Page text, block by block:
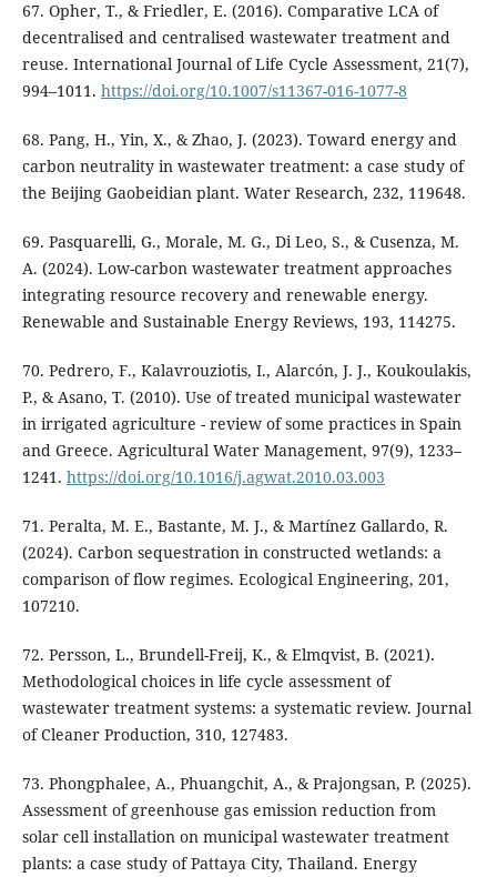
67. Opher, T., & Friedler, E. (2016). Comparative LCA of
decentralised and centralised wastewater treatment and
reuse. International Journal of Life Cycle Assessment, 21(7),
994–1011. https://doi.org/10.1007/s11367-016-1077-8
68. Pang, H., Yin, X., & Zhao, J. (2023). Toward energy and
carbon neutrality in wastewater treatment: a case study of
the Beijing Gaobeidian plant. Water Research, 232, 119648.
69. Pasquarelli, G., Morale, M. G., Di Leo, S., & Cusenza, M.
A. (2024). Low-carbon wastewater treatment approaches
integrating resource recovery and renewable energy.
Renewable and Sustainable Energy Reviews, 193, 114275.
70. Pedrero, F., Kalavrouziotis, I., Alarcón, J. J., Koukoulakis,
P., & Asano, T. (2010). Use of treated municipal wastewater
in irrigated agriculture - review of some practices in Spain
and Greece. Agricultural Water Management, 97(9), 1233–
1241. https://doi.org/10.1016/j.agwat.2010.03.003
71. Peralta, M. E., Bastante, M. J., & Martínez Gallardo, R.
(2024). Carbon sequestration in constructed wetlands: a
comparison of flow regimes. Ecological Engineering, 201,
107210.
72. Persson, L., Brundell-Freij, K., & Elmqvist, B. (2021).
Methodological choices in life cycle assessment of
wastewater treatment systems: a systematic review. Journal
of Cleaner Production, 310, 127483.
73. Phongphalee, A., Phuangchit, A., & Prajongsan, P. (2025).
Assessment of greenhouse gas emission reduction from
solar cell installation on municipal wastewater treatment
plants: a case study of Pattaya City, Thailand. Energy